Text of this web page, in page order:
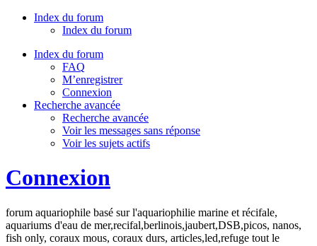
Index du forum
Index du forum
Index du forum
FAQ
M’enregistrer
Connexion
Recherche avancée
Recherche avancée
Voir les messages sans réponse
Voir les sujets actifs
Connexion
forum aquariophile basé sur l'aquariophilie marine et récifale,
aquariums d'eau de mer,recifal,berlinois,jaubert,DSB,picos, nanos,
fish only, coraux mous, coraux durs, articles,led,refuge tout le